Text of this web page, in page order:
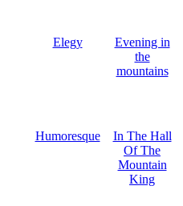
Elegy
Evening in
the
mountains
Humoresque
In The Hall
Of The
Mountain
King